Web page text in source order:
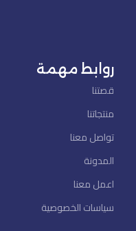
روابط مهمة
قصتنا
منتجاتنا
تواصل معنا
المدونة
اعمل معنا
سياسات الخصوصية